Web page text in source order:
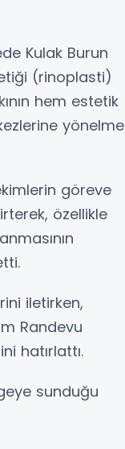
Kulak Burun
(rinoplasti)
hem estetik
yönelme
göreve
özellikle
iletirken,
Randevu
hatırlattı.
sunduğu